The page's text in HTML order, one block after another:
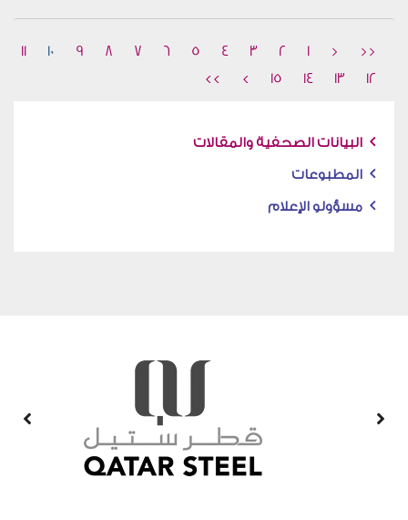
<<
<
1
2
3
4
5
6
7
8
9
10
11
12
13
14
15
>
>>
البيانات الصحفية والمقالات
المطبوعات
مسؤولو الإعلام